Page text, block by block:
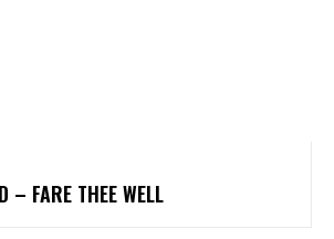
– FARE THEE WELL